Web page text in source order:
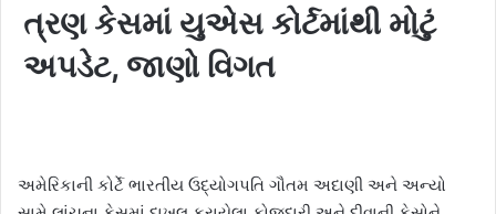
ત્રણ કેસમાં યુએસ કોર્ટમાંથી મોટું
અપડેટ, જાણો વિગત
અમેરિકાની કોર્ટે ભારતીય ઉદ્યોગપતિ ગૌતમ અદાણી અને અન્યો